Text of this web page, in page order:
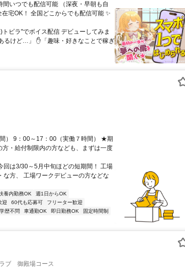
いつでも配信可能 （深夜・早朝も自
宅OK！ 全国どこからでも配信可能 ✨
ビラ"でボイス配信 デビューしてみま
るけど…」 ✋「趣味・好きなことで稼ぎ
） 9：00～17：00（実働７時間） ★期
・給付制限内の方なども、まずは一度
回は3/30～5月中旬ほどの短期間！ 工場
方、 工場ワークデビューの方などな
養内勤務OK
週1日からOK
迎 60代も応募可
フリーター歓迎
学歴不問 車通勤OK 即日勤務OK
固定時間制
ブ 御殿場コース